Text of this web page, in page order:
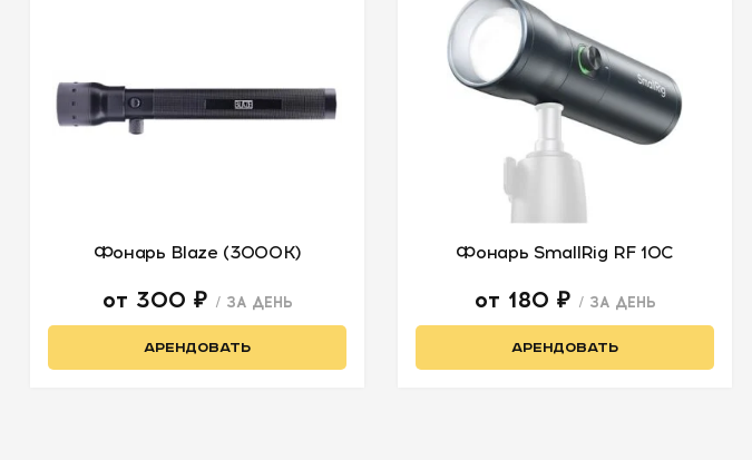
Фонарь Blaze (3000K)
от 300 ₽ / ЗА ДЕНЬ
АРЕНДОВАТЬ
Фонарь SmallRig RF 10C
от 180 ₽ / ЗА ДЕНЬ
АРЕНДОВАТЬ